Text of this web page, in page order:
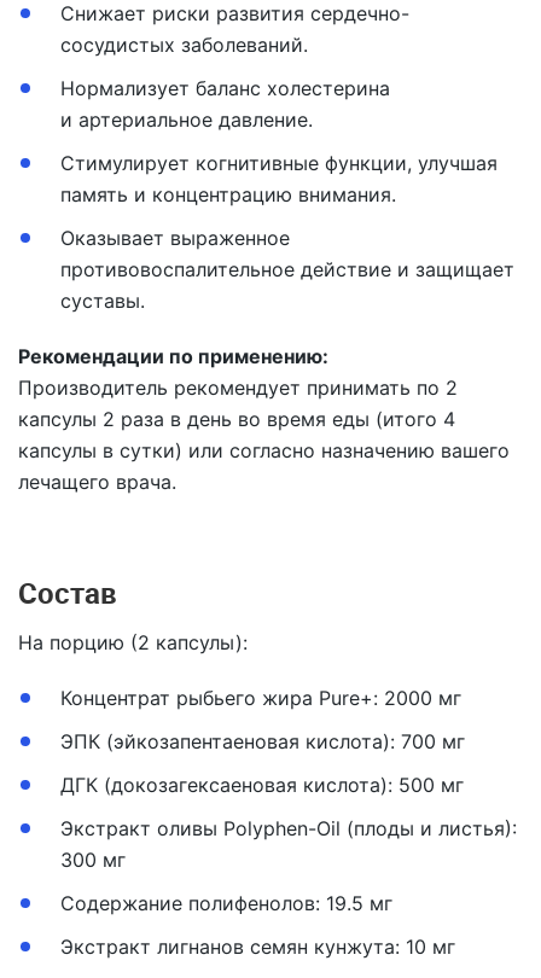
Снижает риски развития сердечно-
сосудистых заболеваний.
Нормализует баланс холестерина
и артериальное давление.
Стимулирует когнитивные функции, улучшая
память и концентрацию внимания.
Оказывает выраженное
противовоспалительное действие и защищает
суставы.
Рекомендации по применению:
Производитель рекомендует принимать по 2
капсулы 2 раза в день во время еды (итого 4
капсулы в сутки) или согласно назначению вашего
лечащего врача.
Состав
На порцию (2 капсулы):
Концентрат рыбьего жира Pure+: 2000 мг
ЭПК (эйкозапентаеновая кислота): 700 мг
ДГК (докозагексаеновая кислота): 500 мг
Экстракт оливы Polyphen-Oil (плоды и листья):
300 мг
Содержание полифенолов: 19.5 мг
Экстракт лигнанов семян кунжута: 10 мг